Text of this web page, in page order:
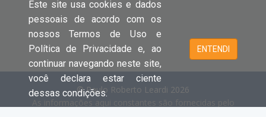
© Paulo Roberto Leardi 2026
Este site usa cookies e dados
pessoais de acordo com os
nossos Termos de Uso e
Política de Privacidade e, ao
continuar navegando neste site,
você declara estar ciente
dessas condições.
ENTENDI